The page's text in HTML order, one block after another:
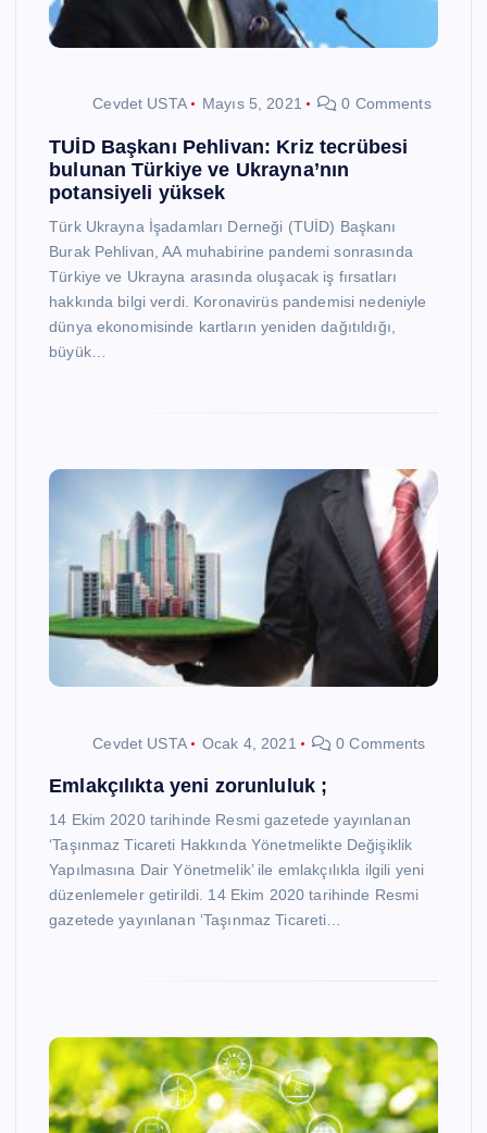
Cevdet USTA Mayıs 5, 2021 0 Comments
TUİD Başkanı Pehlivan: Kriz tecrübesi
bulunan Türkiye ve Ukrayna’nın
potansiyeli yüksek
Türk Ukrayna İşadamları Derneği (TUİD) Başkanı
Burak Pehlivan, AA muhabirine pandemi sonrasında
Türkiye ve Ukrayna arasında oluşacak iş fırsatları
hakkında bilgi verdi. Koronavirüs pandemisi nedeniyle
dünya ekonomisinde kartların yeniden dağıtıldığı,
büyük…
Cevdet USTA Ocak 4, 2021 0 Comments
Emlakçılıkta yeni zorunluluk ;
14 Ekim 2020 tarihinde Resmi gazetede yayınlanan
‘Taşınmaz Ticareti Hakkında Yönetmelikte Değişiklik
Yapılmasına Dair Yönetmelik’ ile emlakçılıkla ilgili yeni
düzenlemeler getirildi. 14 Ekim 2020 tarihinde Resmi
gazetede yayınlanan ‘Taşınmaz Ticareti…